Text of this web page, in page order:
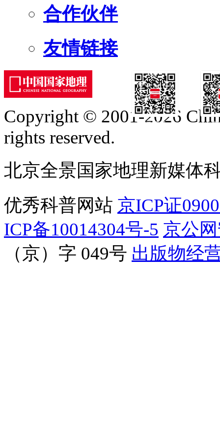
合作伙伴
友情链接
订阅号
Copyright © 2001-2026
rights reserved.
北京全景国家地理新媒体
优秀科普网站 京ICP证
ICP备10014304号-5 京公
（京）字 049号 出版物经